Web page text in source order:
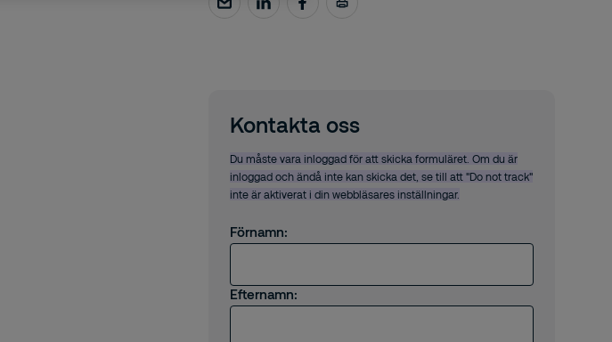
Kontakta oss
Du måste vara inloggad för att skicka formuläret. Om du är
inloggad och ändå inte kan skicka det, se till att "Do not track"
inte är aktiverat i din webbläsares inställningar.
Förnamn:
Efternamn: